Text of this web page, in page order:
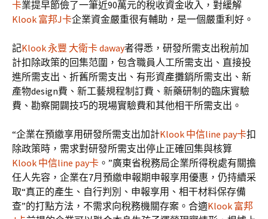
卡業提早節儉了一筆近90萬元的稅收資金收入，對緩解
Klook 富邦J卡企業資金嚴重很有輔助，是一個嚴重利好。
記Klook 永豐 大衛卡 daway者得悉，研發所需支出稅前加
計扣除政策的回集范圍，包含職員人工所需支出、直接投
進所需支出、折舊所需支出、有形資產攤銷所需支出、新
產物design費、新工藝規程制訂費、新藥研制的臨床實驗
費、勘察開闢技巧的現場實驗費和其他相干所需支出。
“企業在預繳享用研發所需支出加計Klook 中信line pay卡扣
除政策時，需求對研發所需支出停止正確回集與核算
Klook 中信line pay卡 。”廣東省稅務局企業所得稅處有關擔
任人先容，企業在7月預繳申報期申報享用優惠，仍持續采
取“真正的產生、自行判別、申報享用、相干材料保存備
查”的打點方法，不需求向稅務機關存案。合適Klook 富邦